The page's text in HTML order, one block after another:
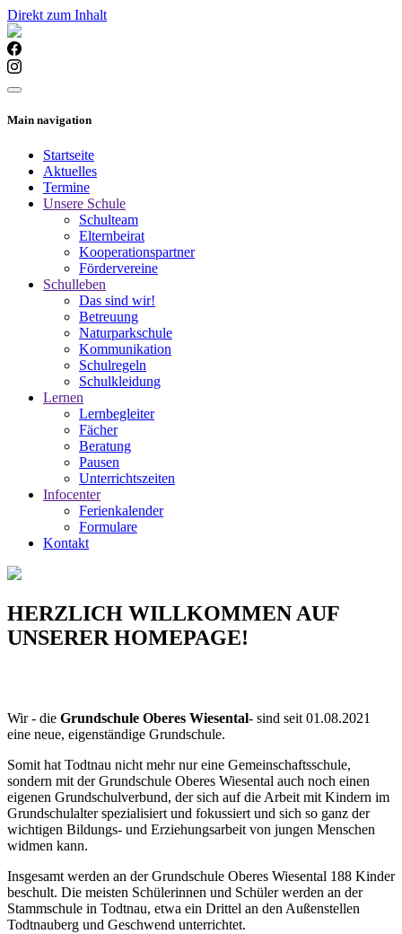
Direkt zum Inhalt
Main navigation
Startseite
Aktuelles
Termine
Unsere Schule
Schulteam
Elternbeirat
Kooperationspartner
Fördervereine
Schulleben
Das sind wir!
Betreuung
Naturparkschule
Kommunikation
Schulregeln
Schulkleidung
Lernen
Lernbegleiter
Fächer
Beratung
Pausen
Unterrichtszeiten
Infocenter
Ferienkalender
Formulare
Kontakt
HERZLICH WILLKOMMEN AUF
UNSERER HOMEPAGE!
Wir - die Grundschule Oberes Wiesental- sind seit 01.08.2021
eine neue, eigenständige Grundschule.
Somit hat Todtnau nicht mehr nur eine Gemeinschaftsschule,
sondern mit der Grundschule Oberes Wiesental auch noch einen
eigenen Grundschulverbund, der sich auf die Arbeit mit Kindern im
Grundschulalter spezialisiert und fokussiert und sich so ganz der
wichtigen Bildungs- und Erziehungsarbeit von jungen Menschen
widmen kann.
Insgesamt werden an der Grundschule Oberes Wiesental 188 Kinder
beschult. Die meisten Schülerinnen und Schüler werden an der
Stammschule in Todtnau, etwa ein Drittel an den Außenstellen
Todtnauberg und Geschwend unterrichtet.